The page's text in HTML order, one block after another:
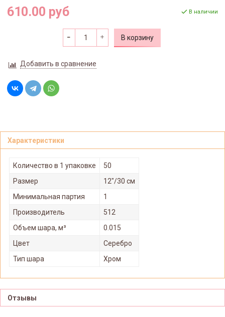
610.00 руб В наличии
В корзину
Добавить в сравнение
Характеристики
Количество в 1 упаковке
50
Размер
12"/30 см
Минимальная партия
1
Производитель
512
Объем шара, м³
0.015
Цвет
Серебро
Тип шара
Хром
Отзывы